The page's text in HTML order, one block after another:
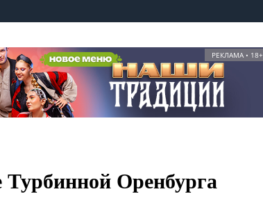
РЕКЛАМА • 18+
Оренбурга